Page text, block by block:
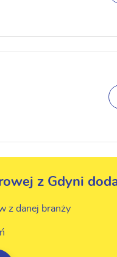
z Gdyni
z danej branży